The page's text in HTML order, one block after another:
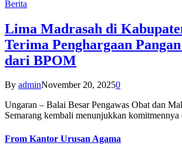
Berita
Lima Madrasah di
Terima Penghargaan
dari BPOM
By adminNovember 20, 20250
Ungaran – Balai Besar Pengawas Obat dan
Semarang kembali menunjukkan
From Kantor Urusan Agama